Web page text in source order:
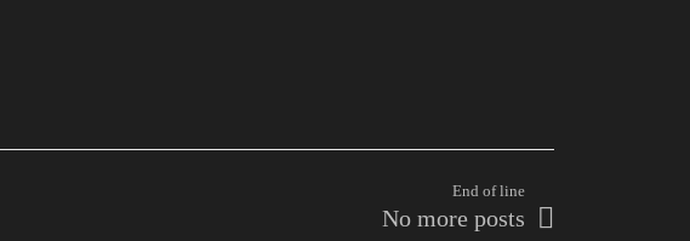
End of line
No more posts